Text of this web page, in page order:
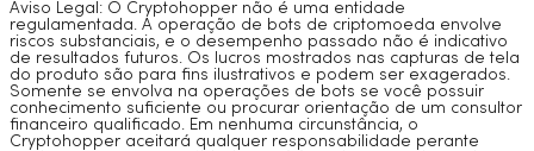
Aviso Legal: O Cryptohopper não é uma entidade
regulamentada. A operação de bots de criptomoeda envolve
riscos substanciais, e o desempenho passado não é indicativo
de resultados futuros. Os lucros mostrados nas capturas de tela
do produto são para fins ilustrativos e podem ser exagerados.
Somente se envolva na operações de bots se você possuir
conhecimento suficiente ou procurar orientação de um consultor
financeiro qualificado. Em nenhuma circunstância, o
Cryptohopper aceitará qualquer responsabilidade perante